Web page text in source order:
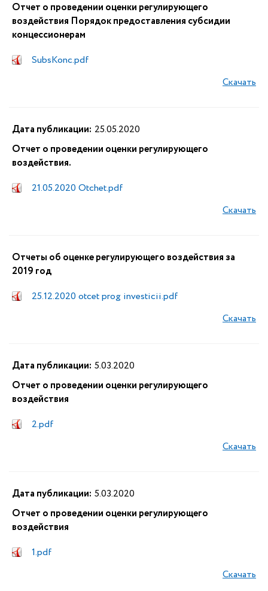
Отчет о проведении оценки регулирующего
воздействия Порядок предоставления субсидии
концессионерам
SubsKonc.pdf
Скачать
Дата публикации: 25.05.2020
Отчет о проведении оценки регулирующего
воздействия.
21.05.2020 Otchet.pdf
Скачать
Отчеты об оценке регулирующего воздействия за
2019 год
25.12.2020 otcet prog investicii.pdf
Скачать
Дата публикации: 5.03.2020
Отчет о проведении оценки регулирующего
воздействия
2.pdf
Скачать
Дата публикации: 5.03.2020
Отчет о проведении оценки регулирующего
воздействия
1.pdf
Скачать